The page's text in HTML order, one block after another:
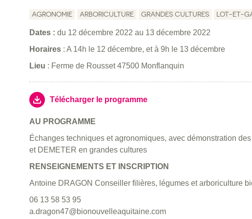
AGRONOMIE ARBORICULTURE GRANDES CULTURES LOT-ET-
Dates : du 12 décembre 2022 au 13 décembre 2022
Horaires : A 14h le 12 décembre, et à 9h le 13 décembre
Lieu : Ferme de Rousset 47500 Monflanquin
Télécharger le programme
AU PROGRAMME
Échanges techniques et agronomiques, avec démonstration
et DEMETER en grandes cultures
RENSEIGNEMENTS ET INSCRIPTION
Antoine DRAGON Conseiller filières, légumes et arboriculture
06 13 58 53 95
a.dragon47@bionouvelleaquitaine.com